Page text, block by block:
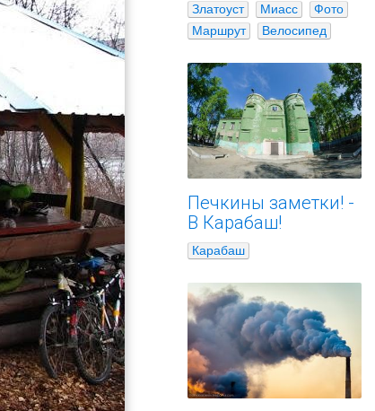
Златоуст
Миасс
Фото
Маршрут
Велосипед
Печкины заметки! -
В Карабаш!
Карабаш